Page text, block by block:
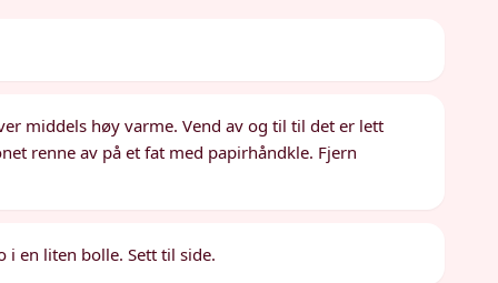
middels høy varme. Vend av og til til det er lett
renne av på et fat med papirhåndkle. Fjern
i en liten bolle. Sett til side.